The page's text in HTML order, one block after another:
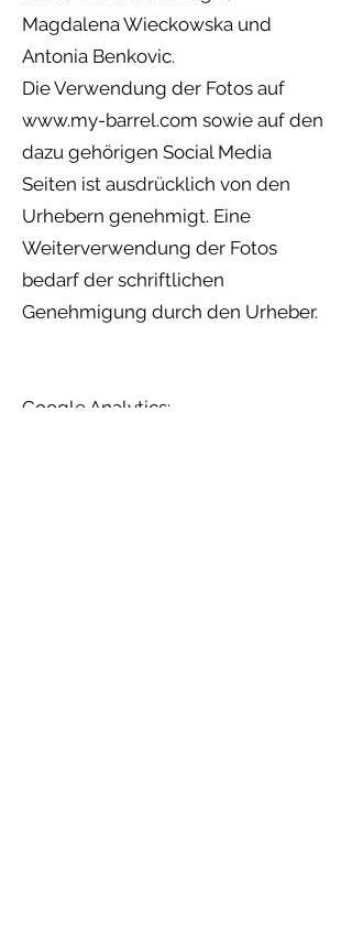
Magdalena Wieckowska und
Antonia Benkovic.
Die Verwendung der Fotos auf
www.my-barrel.com sowie auf den
dazu gehörigen Social Media
Seiten ist ausdrücklich von den
Urhebern genehmigt. Eine
Weiterverwendung der Fotos
bedarf der schriftlichen
Genehmigung durch den Urheber.
Google Analytics: